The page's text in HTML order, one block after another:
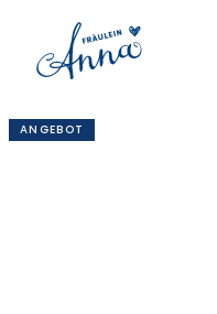
ANGEBOT